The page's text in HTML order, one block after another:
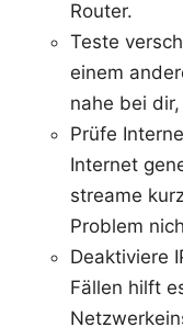
Router.
Teste
einem
nahe bei
Prüfe
Internet
streame
Problem
Deaktiviere
Fällen hilft